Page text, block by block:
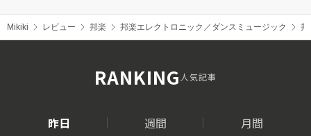
Mikiki レビュー 邦楽 邦楽エレクトロニック／ダンスミュージック 邦
RANKING人気記事
昨日 週間 月間